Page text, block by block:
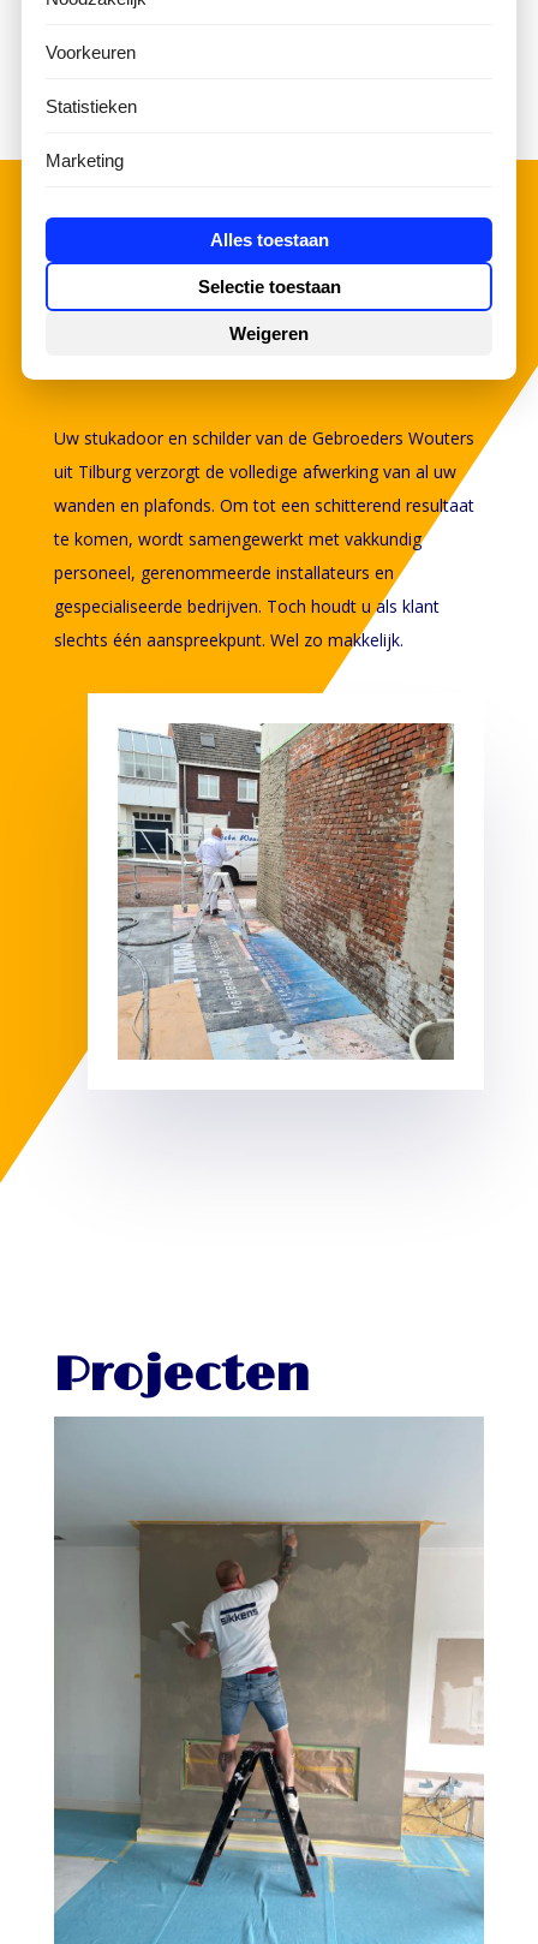
Eén aanspreekpunt
voor uw
wandafwerking
Uw stukadoor en schilder van de Gebroeders Wouters
uit Tilburg verzorgt de volledige afwerking van al uw
wanden en plafonds. Om tot een schitterend resultaat
te komen, wordt samengewerkt met vakkundig
personeel, gerenommeerde installateurs en
gespecialiseerde bedrijven. Toch houdt u als klant
slechts één aanspreekpunt. Wel zo makkelijk.
Projecten
Voorkeuren
Statistieken
Marketing
Alles toestaan
Selectie toestaan
Weigeren